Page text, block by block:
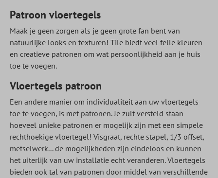
Patroon vloertegels
Maak je geen zorgen als je geen grote fan bent van
natuurlijke looks en texturen! Tile biedt veel felle kleuren
en creatieve patronen om wat persoonlijkheid aan je huis
toe te voegen.
Vloertegels patroon
Een andere manier om individualiteit aan uw vloertegels
toe te voegen, is met patronen. Je zult versteld staan
hoeveel unieke patronen er mogelijk zijn met een simpele
rechthoekige vloertegel! Visgraat, rechte stapel, 1/3 offset,
metselwerk... de mogelijkheden zijn eindeloos en kunnen
het uiterlijk van uw installatie echt veranderen. Vloertegels
bieden ook tal van patronen door middel van verschillende